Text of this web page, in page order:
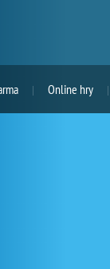
Online hry